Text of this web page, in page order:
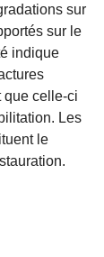
sur
sur le
indique
que celle-ci
Les
le